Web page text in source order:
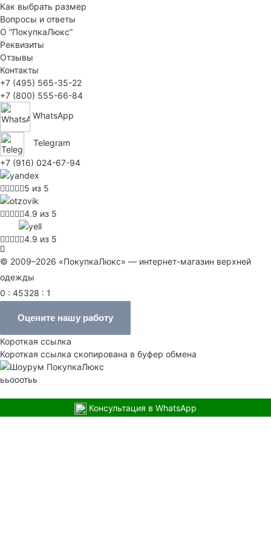
Как выбрать размер
Вопросы и ответы
О “ПокупкаЛюкс”
Реквизиты
Отзывы
Контакты
+7 (495) 565-35-22
+7 (800) 555-66-84
WhatsApp
Telegram
+7 (916) 024-67-94
5 из 5
4.9 из 5
4.9 из 5
© 2009–2026 «ПокупкаЛюкс» — интернет-магазин верхней
одежды
0 : 45328 : 1
Оцените нашу работу
Короткая ссылка
Короткая ссылка скопирована в буфер обмена
ььооотьь
Консультация в WhatsApp